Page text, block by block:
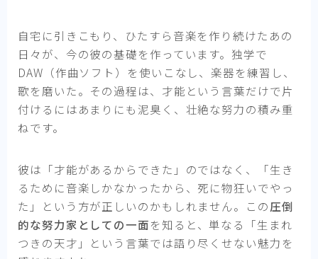
自宅に引きこもり、ひたすら音楽を作り続けたあの
日々が、今の彼の基礎を作っています。独学で
DAW（作曲ソフト）を使いこなし、楽器を練習し、
歌を磨いた。その過程は、才能という言葉だけで片
付けるにはあまりにも泥臭く、壮絶な努力の積み重
ねです。
彼は「才能があるからできた」のではなく、「生き
るために音楽しかなかったから、死に物狂いでやっ
た」という方が正しいのかもしれません。この圧倒
的な努力家としての一面を知ると、単なる「生まれ
つきの天才」という言葉では語り尽くせない魅力を